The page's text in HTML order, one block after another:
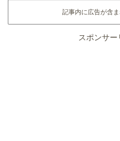
記事内に広告が含ま
スポンサー